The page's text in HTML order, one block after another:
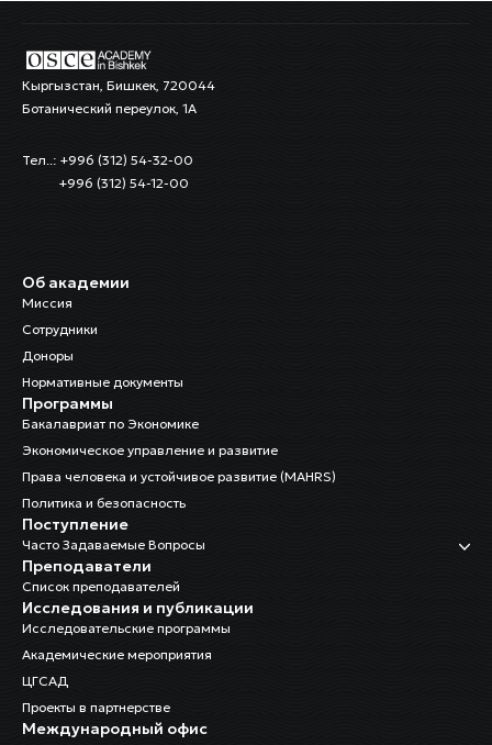
Кыргызстан, Бишкек, 720044
Ботанический переулок, 1А
Тел..: +996 (312) 54-32-00
+996 (312) 54-12-00
Об академии
Миссия
Сотрудники
Доноры
Нормативные документы
Программы
Бакалавриат по Экономике
Экономическое управление и развитие
Права человека и устойчивое развитие (MAHRS)
Политика и безопасность
Поступление
Часто Задаваемые Вопросы
Преподаватели
Список преподавателей
Исследования и публикации
Исследовательские программы
Академические мероприятия
ЦГСАД
Проекты в партнерстве
Международный офис